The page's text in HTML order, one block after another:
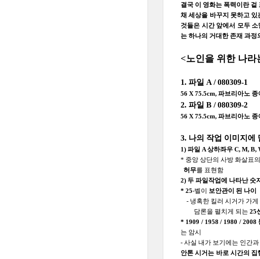
결국 이 영화는 폭력이란
채 세상을 바꾸지 못하고
것들은 시간 앞에서 모두
는 하나의 거대한 존재 과
<노인을 위한 나
1. 파일 A / 080309-1
56 X 75.5cm, 파브리아노
2. 파일 B / 080309-2
56 X 75.5cm, 파브리아노
3. 나의 작업 이미지에
1) 파일 A 상하좌우 C, M, B,
* 중앙 상단의 사방 화살표
허무를 표현함
2) 두 파일작업에 나타난 숫
* 25-벨이 보안관이 된 나이
- 냉혹한 킬러 시거가 가
담론을 펼치게 되는 25
* 1909 / 1958 / 1980 / 2008
는 암시
- 사실 내가 보기에는 인간
안톤 시거는 바로 시간의